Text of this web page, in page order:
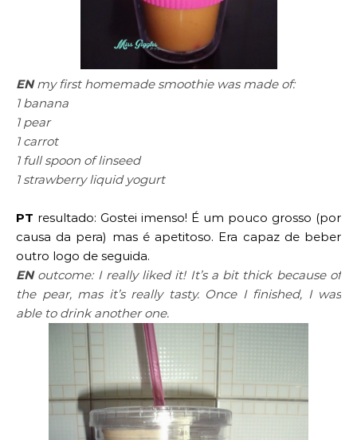
ENmy first homemade smoothie was made of:
1 banana
1 pear
1 carrot
1 full spoon of linseed
1 strawberry liquid yogurt
PT resultado: Gostei imenso! É um pouco grosso (por
causa da pera) mas é apetitoso. Era capaz de beber
outro logo de seguida.
ENoutcome: I really liked it! It’s a bit thick because of
the pear, mas it’s really tasty. Once I finished, I was
able to drink another one.